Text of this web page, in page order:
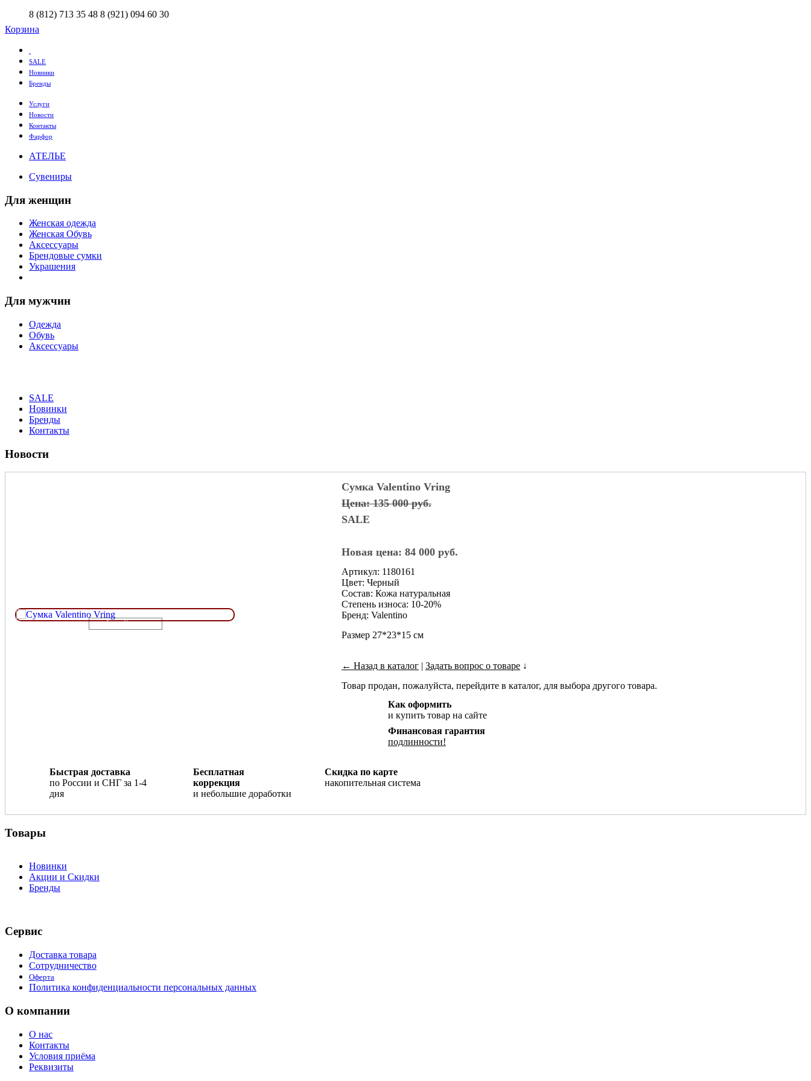
8 (812) 713 35 48 8 (921) 094 60 30
Корзина
SALE
Новинки
Бренды
Услуги
Новости
Контакты
Фарфор
АТЕЛЬЕ
Сувениры
Для женщин
Женская одежда
Женская Обувь
Аксессуары
Брендовые сумки
Украшения
Для мужчин
Одежда
Обувь
Аксессуары
SALE
Новинки
Бренды
Контакты
Новости
Loading...
Сумка Valentino Vring
Цена: 135 000 руб.
SALE
Новая цена: 84 000 руб.
Артикул: 1180161
Цвет: Черный
Состав: Кожа натуральная
Степень износа: 10-20%
Бренд: Valentino
Размер 27*23*15 см
← Назад в каталог | Задать вопрос о товаре ↓
Товар продан, пожалуйста, перейдите в каталог, для выбора другого товара.
Как оформить
и купить товар на сайте
Финансовая гарантия
подлинности!
Быстрая доставка
по России и СНГ за 1-4
дня
Бесплатная
коррекция
и небольшие доработки
Скидка по карте
накопительная система
Товары
Новинки
Акции и Скидки
Бренды
Сервис
Доставка товара
Сотрудничество
Оферта
Политика конфиденциальности персональных данных
О компании
О нас
Контакты
Условия приёма
Реквизиты